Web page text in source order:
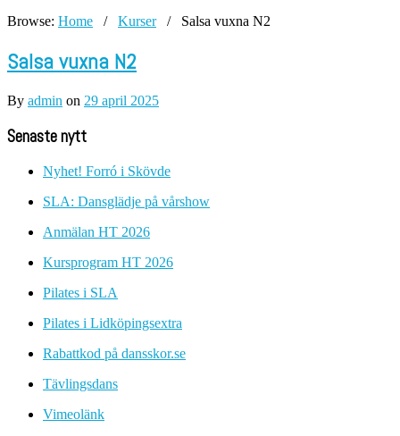
Browse: Home / Kurser / Salsa vuxna N2
Salsa vuxna N2
By admin on 29 april 2025
Senaste nytt
Nyhet! Forró i Skövde
SLA: Dansglädje på vårshow
Anmälan HT 2026
Kursprogram HT 2026
Pilates i SLA
Pilates i Lidköpingsextra
Rabattkod på dansskor.se
Tävlingsdans
Vimeolänk